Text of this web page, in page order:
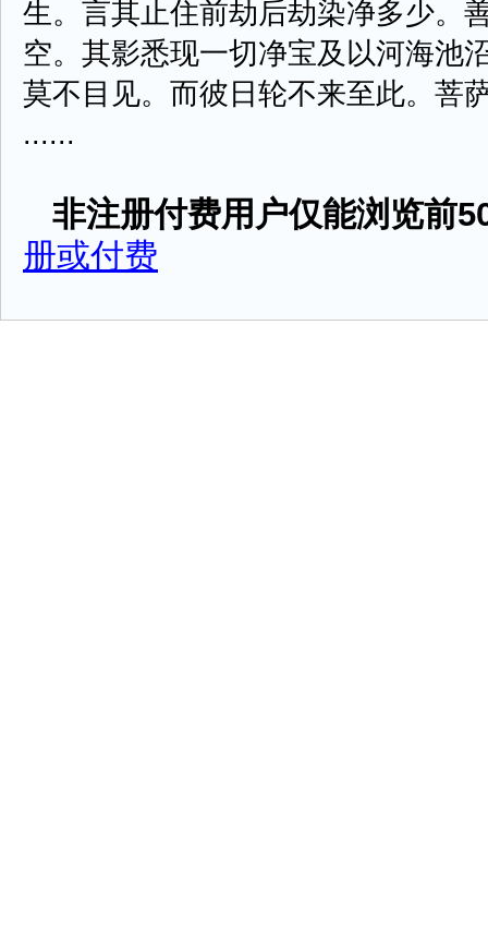
生。言其止住前劫后劫染净多少。
空。其影悉现一切净宝及以河海池
莫不目见。而彼日轮不来至此。菩
......
非注册付费用户仅能浏览前
册或付费